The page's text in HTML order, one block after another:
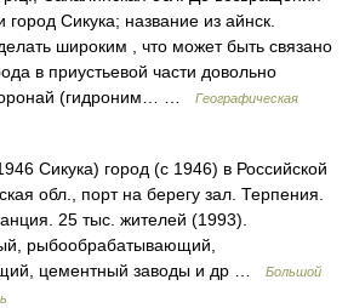
Сикука; название из айнск.
широким , что может быть связано
в приустьевой части довольно
(гидроним… …
Географическая
Сикука) город (с 1946) в Российской
обл., порт на берегу зал. Терпения.
25 тыс. жителей (1993).
рыбообрабатывающий,
цементный заводы и др …
Большой